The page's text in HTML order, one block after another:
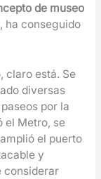
de museo
ha conseguido
claro está. Se
diversas
por la
el Metro, se
el puerto
y
considerar